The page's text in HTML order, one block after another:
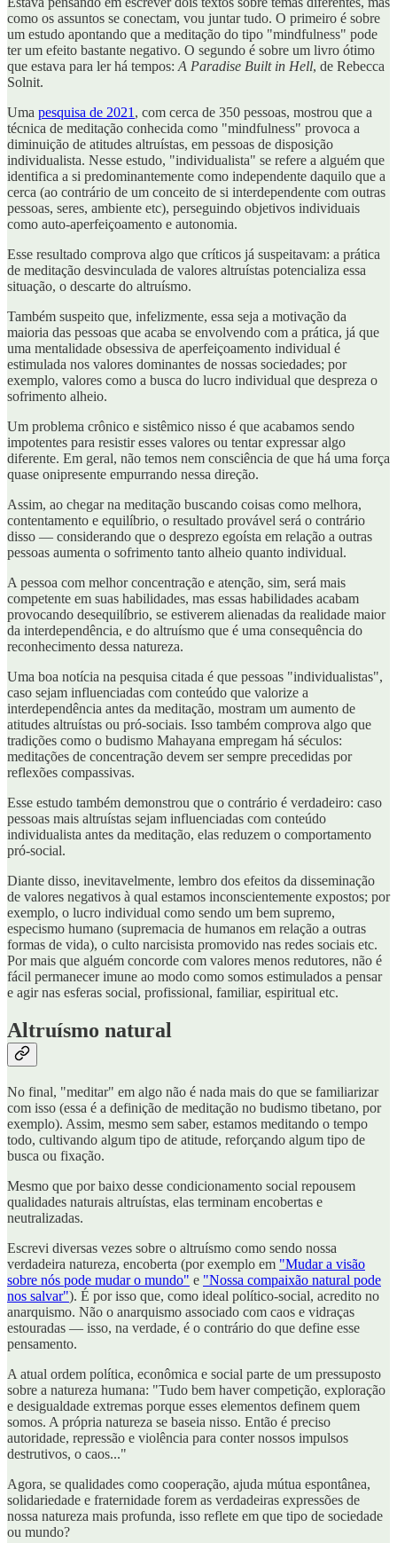
como os assuntos se conectam, vou juntar tudo. O primeiro é sobre
um estudo apontando que a meditação do tipo "mindfulness" pode
ter um efeito bastante negativo. O segundo é sobre um livro ótimo
que estava para ler há tempos: A Paradise Built in Hell, de Rebecca
Solnit.
Uma pesquisa de 2021 , com cerca de 350 pessoas, mostrou que a
técnica de meditação conhecida como "mindfulness" provoca a
diminuição de atitudes altruístas, em pessoas de disposição
individualista. Nesse estudo, "individualista" se refere a alguém que
identifica a si predominantemente como independente daquilo que a
cerca (ao contrário de um conceito de si interdependente com outras
pessoas, seres, ambiente etc), perseguindo objetivos individuais
como auto-aperfeiçoamento e autonomia.
Esse resultado comprova algo que críticos já suspeitavam: a prática
de meditação desvinculada de valores altruístas potencializa essa
situação, o descarte do altruísmo.
Também suspeito que, infelizmente, essa seja a motivação da
maioria das pessoas que acaba se envolvendo com a prática, já que
uma mentalidade obsessiva de aperfeiçoamento individual é
estimulada nos valores dominantes de nossas sociedades; por
exemplo, valores como a busca do lucro individual que despreza o
sofrimento alheio.
Um problema crônico e sistêmico nisso é que acabamos sendo
impotentes para resistir esses valores ou tentar expressar algo
diferente. Em geral, não temos nem consciência de que há uma força
quase onipresente empurrando nessa direção.
Assim, ao chegar na meditação buscando coisas como melhora,
contentamento e equilíbrio, o resultado provável será o contrário
disso — considerando que o desprezo egoísta em relação a outras
pessoas aumenta o sofrimento tanto alheio quanto individual.
A pessoa com melhor concentração e atenção, sim, será mais
competente em suas habilidades, mas essas habilidades acabam
provocando desequilíbrio, se estiverem alienadas da realidade maior
da interdependência, e do altruísmo que é uma consequência do
reconhecimento dessa natureza.
Uma boa notícia na pesquisa citada é que pessoas "individualistas",
caso sejam influenciadas com conteúdo que valorize a
interdependência antes da meditação, mostram um aumento de
atitudes altruístas ou pró-sociais. Isso também comprova algo que
tradições como o budismo Mahayana empregam há séculos:
meditações de concentração devem ser sempre precedidas por
reflexões compassivas.
Esse estudo também demonstrou que o contrário é verdadeiro: caso
pessoas mais altruístas sejam influenciadas com conteúdo
individualista antes da meditação, elas reduzem o comportamento
pró-social.
Diante disso, inevitavelmente, lembro dos efeitos da disseminação
de valores negativos à qual estamos inconscientemente expostos; por
exemplo, o lucro individual como sendo um bem supremo,
especismo humano (supremacia de humanos em relação a outras
formas de vida), o culto narcisista promovido nas redes sociais etc.
Por mais que alguém concorde com valores menos redutores, não é
fácil permanecer imune ao modo como somos estimulados a pensar
e agir nas esferas social, profissional, familiar, espiritual etc.
Altruísmo natural
No final, "meditar" em algo não é nada mais do que se familiarizar
com isso (essa é a definição de meditação no budismo tibetano, por
exemplo). Assim, mesmo sem saber, estamos meditando o tempo
todo, cultivando algum tipo de atitude, reforçando algum tipo de
busca ou fixação.
Mesmo que por baixo desse condicionamento social repousem
qualidades naturais altruístas, elas terminam encobertas e
neutralizadas.
Escrevi diversas vezes sobre o altruísmo como sendo nossa
verdadeira natureza, encoberta (por exemplo em "Mudar a visão
sobre nós pode mudar o mundo" e "Nossa compaixão natural pode
nos salvar"). É por isso que, como ideal político-social, acredito no
anarquismo. Não o anarquismo associado com caos e vidraças
estouradas — isso, na verdade, é o contrário do que define esse
pensamento.
A atual ordem política, econômica e social parte de um pressuposto
sobre a natureza humana: "Tudo bem haver competição, exploração
e desigualdade extremas porque esses elementos definem quem
somos. A própria natureza se baseia nisso. Então é preciso
autoridade, repressão e violência para conter nossos impulsos
destrutivos, o caos..."
Agora, se qualidades como cooperação, ajuda mútua espontânea,
solidariedade e fraternidade forem as verdadeiras expressões de
nossa natureza mais profunda, isso reflete em que tipo de sociedade
ou mundo?